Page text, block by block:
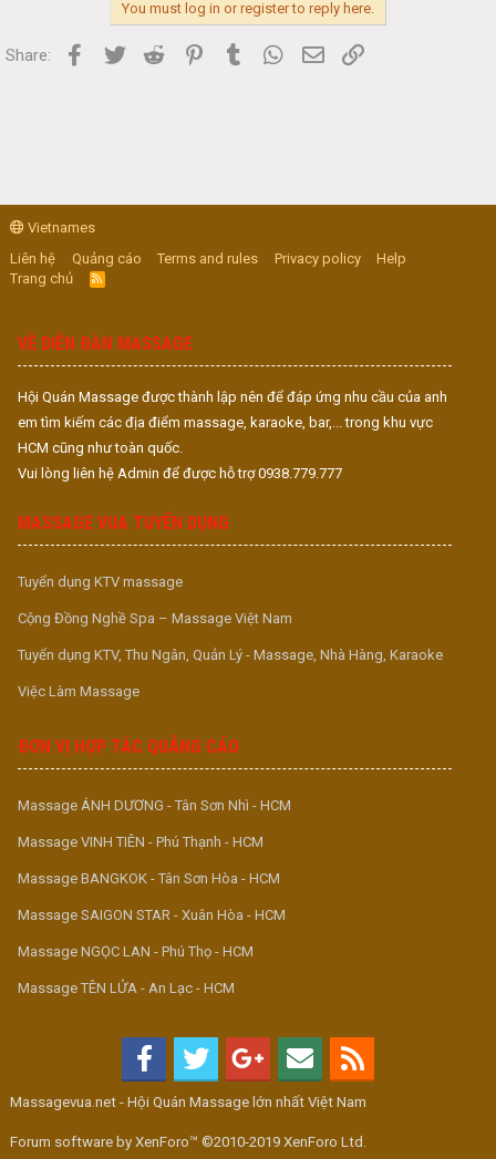
You must log in or register to reply here.
Share: Facebook
Twitter Reddit PinterestTumblr WhatsApp
Email
Vietnames
Liên hệ
Quảng cáo Terms and rules Privacy policy
Help
Trang chủ
R
S
VỀ DIỄN ĐÀN MASSAGE
Hội Quán Massage được thành lập nên để đáp ứng nhu cầu của anh
em tìm kiếm các địa điểm massage, karaoke, bar,... trong khu vực
HCM cũng như toàn quốc.
Vui lòng liên hệ Admin để được hỗ trợ 0938.779.777
MASSAGE VUA TUYỂN DỤNG
Tuyển dụng KTV massage
Cộng Đồng Nghề Spa – Massage Việt Nam
Tuyển dụng KTV, Thu Ngân, Quản Lý - Massage, Nhà Hàng, Karaoke
Việc Làm Massage
ĐƠN VỊ HỢP TÁC QUẢNG CÁO
Massage ÁNH DƯƠNG - Tân Sơn Nhì - HCM
Massage VINH TIÊN - Phú Thạnh - HCM
Massage BANGKOK - Tân Sơn Hòa - HCM
Massage SAIGON STAR - Xuân Hòa - HCM
Massage NGỌC LAN - Phú Thọ - HCM
Massage TÊN LỬA - An Lạc - HCM
Massagevua.net - Hội Quán Massage lớn nhất Việt Nam
Forum software by XenForo™ ©2010-2019 XenForo Ltd.